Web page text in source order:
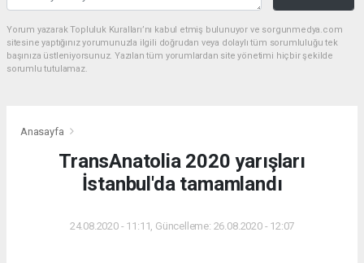
Yorum yazarak Topluluk Kuralları’nı kabul etmiş bulunuyor ve sorgunmedya.com
sitesine yaptığınız yorumunuzla ilgili doğrudan veya dolaylı tüm sorumluluğu tek
başınıza üstleniyorsunuz. Yazılan tüm yorumlardan site yönetimi hiçbir şekilde
sorumlu tutulamaz.
Anasayfa
TransAnatolia 2020 yarışları
İstanbul'da tamamlandı
24.08.2020 - 11:11, Güncelleme: 26.08.2020 - 12:07